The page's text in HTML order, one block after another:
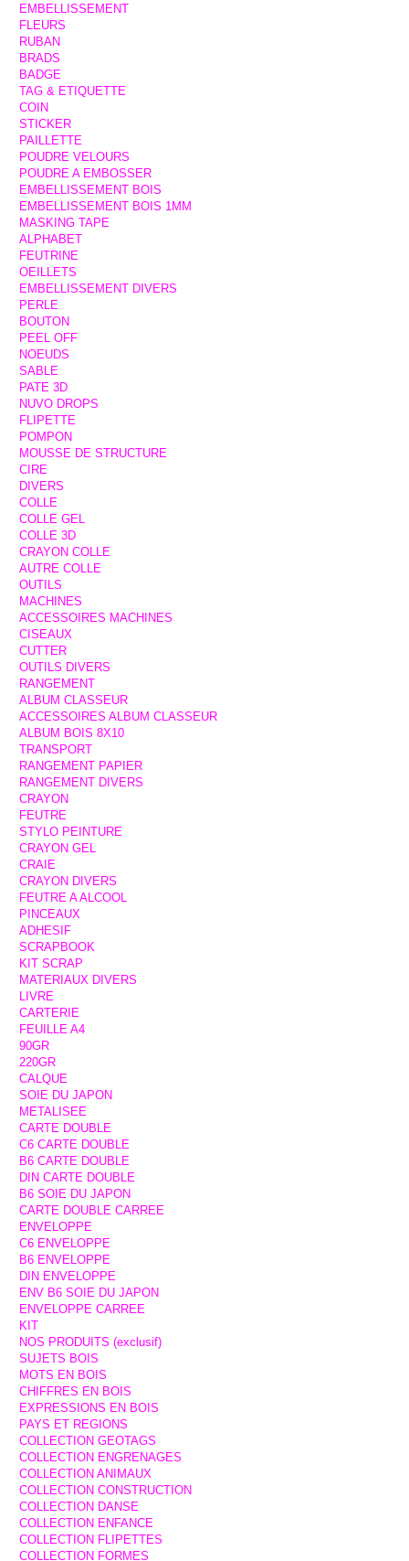
EMBELLISSEMENT
FLEURS
RUBAN
BRADS
BADGE
TAG & ETIQUETTE
COIN
STICKER
PAILLETTE
POUDRE VELOURS
POUDRE A EMBOSSER
EMBELLISSEMENT BOIS
EMBELLISSEMENT BOIS 1MM
MASKING TAPE
ALPHABET
FEUTRINE
OEILLETS
EMBELLISSEMENT DIVERS
PERLE
BOUTON
PEEL OFF
NOEUDS
SABLE
PATE 3D
NUVO DROPS
FLIPETTE
POMPON
MOUSSE DE STRUCTURE
CIRE
DIVERS
COLLE
COLLE GEL
COLLE 3D
CRAYON COLLE
AUTRE COLLE
OUTILS
MACHINES
ACCESSOIRES MACHINES
CISEAUX
CUTTER
OUTILS DIVERS
RANGEMENT
ALBUM CLASSEUR
ACCESSOIRES ALBUM CLASSEUR
ALBUM BOIS 8X10
TRANSPORT
RANGEMENT PAPIER
RANGEMENT DIVERS
CRAYON
FEUTRE
STYLO PEINTURE
CRAYON GEL
CRAIE
CRAYON DIVERS
FEUTRE A ALCOOL
PINCEAUX
ADHESIF
SCRAPBOOK
KIT SCRAP
MATERIAUX DIVERS
LIVRE
CARTERIE
FEUILLE A4
90GR
220GR
CALQUE
SOIE DU JAPON
METALISEE
CARTE DOUBLE
C6 CARTE DOUBLE
B6 CARTE DOUBLE
DIN CARTE DOUBLE
B6 SOIE DU JAPON
CARTE DOUBLE CARREE
ENVELOPPE
C6 ENVELOPPE
B6 ENVELOPPE
DIN ENVELOPPE
ENV B6 SOIE DU JAPON
ENVELOPPE CARREE
KIT
NOS PRODUITS (exclusif)
SUJETS BOIS
MOTS EN BOIS
CHIFFRES EN BOIS
EXPRESSIONS EN BOIS
PAYS ET REGIONS
COLLECTION GEOTAGS
COLLECTION ENGRENAGES
COLLECTION ANIMAUX
COLLECTION CONSTRUCTION
COLLECTION DANSE
COLLECTION ENFANCE
COLLECTION FLIPETTES
COLLECTION FORMES